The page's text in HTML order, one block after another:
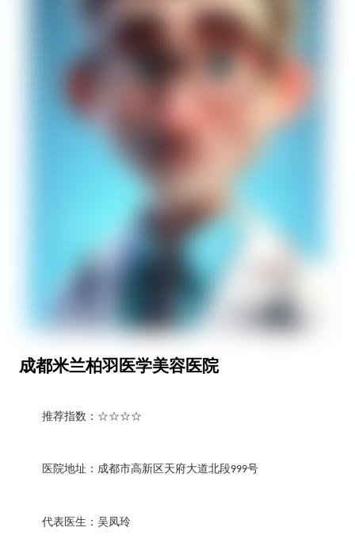
成都米兰柏羽医学美容医院
推荐指数： ☆☆☆☆
医院地址：成都市高新区天府大道北段999号
代表医生：吴凤玲